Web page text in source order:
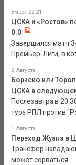
Вчера 22:21
ЦСКА и «Ростов»
0:0
Завершился матч
Премьер-Лиги, в
6 Августа
Бориско или
ЦСКА в
Послезавтра в
тура РПЛ против
1 Августа
Переход Жуана в
Трансфер
может сорваться.